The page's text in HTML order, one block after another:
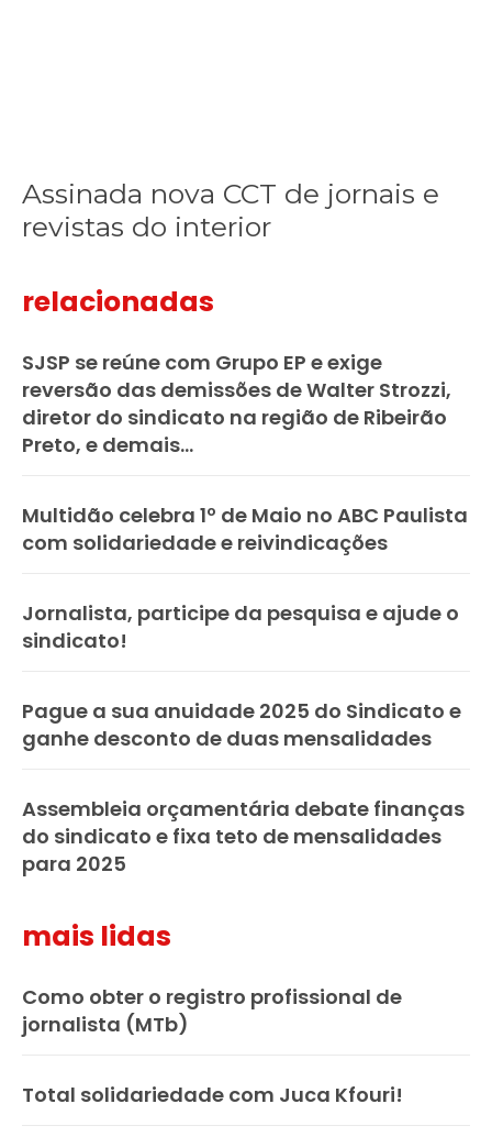
Assinada nova CCT de jornais e
revistas do interior
relacionadas
SJSP se reúne com Grupo EP e exige
reversão das demissões de Walter Strozzi,
diretor do sindicato na região de Ribeirão
Preto, e demais...
Multidão celebra 1º de Maio no ABC Paulista
com solidariedade e reivindicações
Jornalista, participe da pesquisa e ajude o
sindicato!
Pague a sua anuidade 2025 do Sindicato e
ganhe desconto de duas mensalidades
Assembleia orçamentária debate finanças
do sindicato e fixa teto de mensalidades
para 2025
mais lidas
Como obter o registro profissional de
jornalista (MTb)
Total solidariedade com Juca Kfouri!